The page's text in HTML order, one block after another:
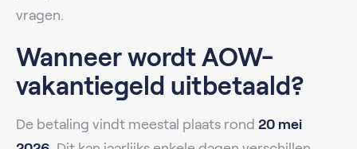
vragen.
Wanneer wordt AOW-
vakantiegeld uitbetaald?
De betaling vindt meestal plaats rond 20 mei